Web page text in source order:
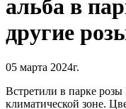
альба в
другие
05 марта 2024г.
Встретили в парке
климатической зоне.